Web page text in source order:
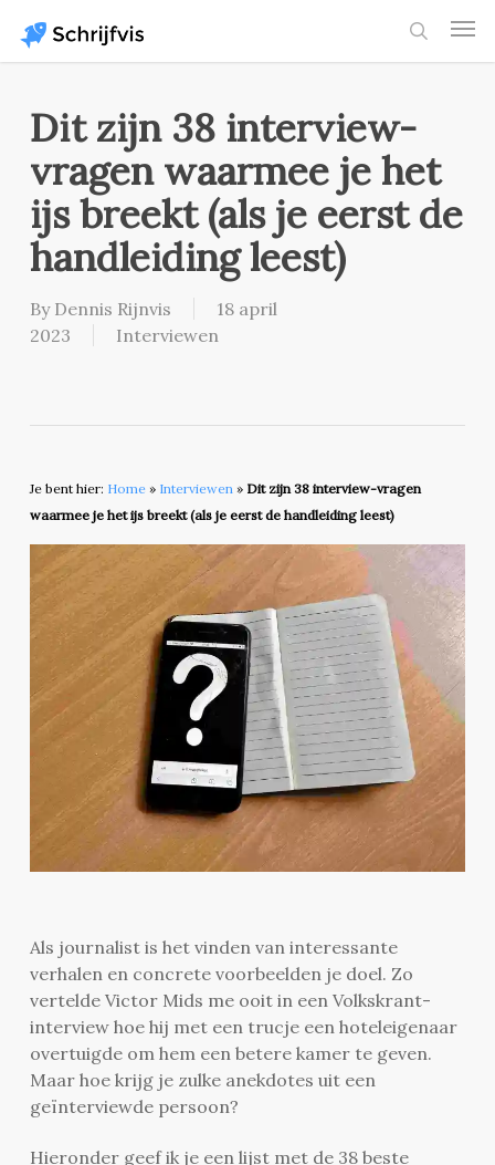
main
Dit zijn 38 interview-
vragen waarmee je het
ijs breekt (als je eerst de
handleiding leest)
By Dennis Rijnvis
18 april
2023
Interviewen
Je bent hier: Home» Interviewen» Dit zijn 38 interview-vragen
waarmee je het ijs breekt (als je eerst de handleiding leest)
Als journalist is het vinden van interessante
verhalen en concrete voorbeelden je doel. Zo
vertelde Victor Mids me ooit in een Volkskrant-
interview hoe hij met een trucje een hoteleigenaar
overtuigde om hem een betere kamer te geven.
Maar hoe krijg je zulke anekdotes uit een
geïnterviewde persoon?
Hieronder geef ik je een lijst met de 38 beste